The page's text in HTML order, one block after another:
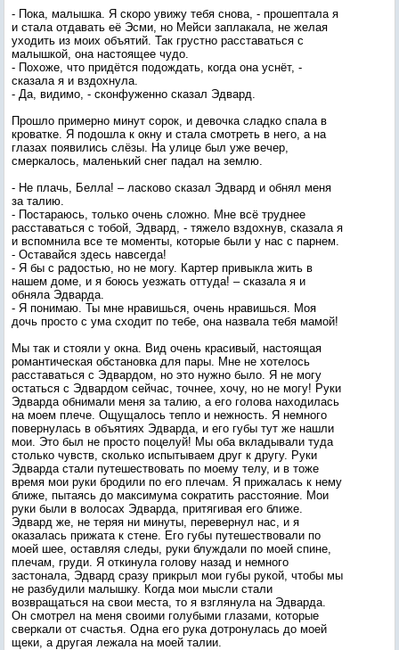
- Пока, малышка. Я скоро увижу тебя снова, - прошептала я
и стала отдавать её Эсми, но Мейси заплакала, не желая
уходить из моих объятий. Так грустно расставаться с
малышкой, она настоящее чудо.
- Похоже, что придётся подождать, когда она уснёт, -
сказала я и вздохнула.
- Да, видимо, - сконфуженно сказал Эдвард.
Прошло примерно минут сорок, и девочка сладко спала в
кроватке. Я подошла к окну и стала смотреть в него, а на
глазах появились слёзы. На улице был уже вечер,
смеркалось, маленький снег падал на землю.
- Не плачь, Белла! – ласково сказал Эдвард и обнял меня
за талию.
- Постараюсь, только очень сложно. Мне всё труднее
расставаться с тобой, Эдвард, - тяжело вздохнув, сказала я
и вспомнила все те моменты, которые были у нас с парнем.
- Оставайся здесь навсегда!
- Я бы с радостью, но не могу. Картер привыкла жить в
нашем доме, и я боюсь уезжать оттуда! – сказала я и
обняла Эдварда.
- Я понимаю. Ты мне нравишься, очень нравишься. Моя
дочь просто с ума сходит по тебе, она назвала тебя мамой!
Мы так и стояли у окна. Вид очень красивый, настоящая
романтическая обстановка для пары. Мне не хотелось
расставаться с Эдвардом, но это нужно было. Я не могу
остаться с Эдвардом сейчас, точнее, хочу, но не могу! Руки
Эдварда обнимали меня за талию, а его голова находилась
на моем плече. Ощущалось тепло и нежность. Я немного
повернулась в объятиях Эдварда, и его губы тут же нашли
мои. Это был не просто поцелуй! Мы оба вкладывали туда
столько чувств, сколько испытываем друг к другу. Руки
Эдварда стали путешествовать по моему телу, и в тоже
время мои руки бродили по его плечам. Я прижалась к нему
ближе, пытаясь до максимума сократить расстояние. Мои
руки были в волосах Эдварда, притягивая его ближе.
Эдвард же, не теряя ни минуты, перевернул нас, и я
оказалась прижата к стене. Его губы путешествовали по
моей шее, оставляя следы, руки блуждали по моей спине,
плечам, груди. Я откинула голову назад и немного
застонала, Эдвард сразу прикрыл мои губы рукой, чтобы мы
не разбудили малышку. Когда мои мысли стали
возвращаться на свои места, то я взглянула на Эдварда.
Он смотрел на меня своими голубыми глазами, которые
сверкали от счастья. Одна его рука дотронулась до моей
щеки, а другая лежала на моей талии.